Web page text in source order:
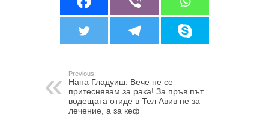
Previous:
Нана Гладуиш: Вече не се
притеснявам за рака! За пръв път
водещата отиде в Тел Авив не за
лечение, а за кеф